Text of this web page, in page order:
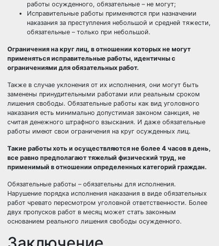
работы осужденного, обязательные – не могут;
Исправительные работы применяются при назначении
наказания за преступления небольшой и средней тяжести,
обязательные – только при небольшой.
Ограничения на круг лиц, в отношении которых не могут
применяться исправительные работы, идентичны с
ограничениями для обязательных работ.
Также в случае уклонения от их исполнения, они могут быть
заменены принудительными работами или реальным сроком
лишения свободы. Обязательные работы как вид уголовного
наказания есть минимально допустимая законом санкция, не
считая денежного штрафного взыскания. И даже обязательные
работы имеют свои ограничения на круг осужденных лиц.
Такие работы хоть и осуществляются не более 4 часов в день,
все равно предполагают тяжелый физический труд, не
применимый в отношении определенных категорий граждан.
Обязательные работы – обязательны для исполнения.
Нарушение порядка исполнения наказания в виде обязательных
работ чревато пересмотром уголовной ответственности. Более
двух пропусков работ в месяц может стать законным
основанием реального лишения свободы осужденного.